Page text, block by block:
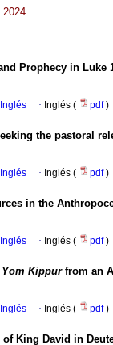
Prophecy in Luke
· Inglés ( pdf)
the pastoral
· Inglés ( pdf)
in the
· Inglés ( pdf)
Yom Kippur from an
· Inglés ( pdf)
King David in